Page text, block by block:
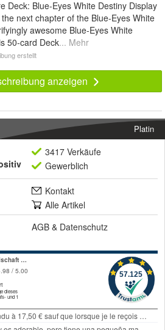
Deck: Blue-Eyes White Destiny Display
next chapter of the Blue-Eyes White
awesome Blue-Eyes White
50-card Deck... Mehr
erstellt
anzeigen
Platin
3417 Verkäufe
Gewerblich
Kontakt
Alle Artikel
AGB & Datenschutz